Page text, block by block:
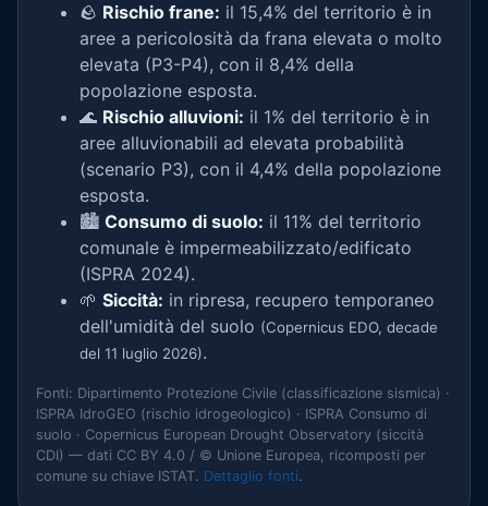
🪨 Rischio frane: il 15,4% del territorio è in
aree a pericolosità da frana elevata o molto
elevata (P3-P4), con il 8,4% della
popolazione esposta.
🌊 Rischio alluvioni: il 1% del territorio è in
aree alluvionabili ad elevata probabilità
(scenario P3), con il 4,4% della popolazione
esposta.
🏙️ Consumo di suolo: il 11% del territorio
comunale è impermeabilizzato/edificato
(ISPRA 2024).
🌱 Siccità: in ripresa, recupero temporaneo
dell'umidità del suolo (Copernicus EDO, decade
del 11 luglio 2026).
Fonti: Dipartimento Protezione Civile (classificazione sismica) ·
ISPRA IdroGEO (rischio idrogeologico) · ISPRA Consumo di
suolo · Copernicus European Drought Observatory (siccità
CDI) — dati CC BY 4.0 / © Unione Europea, ricomposti per
comune su chiave ISTAT. Dettaglio fonti.